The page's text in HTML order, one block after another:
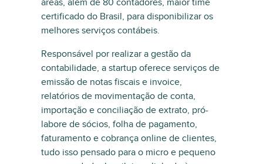
áreas, além de 80 contadores, maior time
certificado do Brasil, para disponibilizar os
melhores serviços contábeis.
Responsável por realizar a gestão da
contabilidade, a startup oferece serviços de
emissão de notas fiscais e invoice,
relatórios de movimentação de conta,
importação e conciliação de extrato, pró-
labore de sócios, folha de pagamento,
faturamento e cobrança online de clientes,
tudo isso pensado para o micro e pequeno